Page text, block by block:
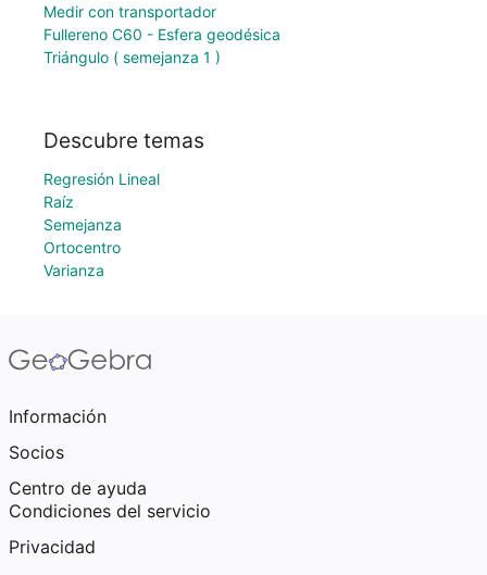
Medir con transportador
Fullereno C60 - Esfera geodésica
Triángulo ( semejanza 1 )
Descubre temas
Regresión Lineal
Raíz
Semejanza
Ortocentro
Varianza
Información
Socios
Centro de ayuda
Condiciones del servicio
Privacidad